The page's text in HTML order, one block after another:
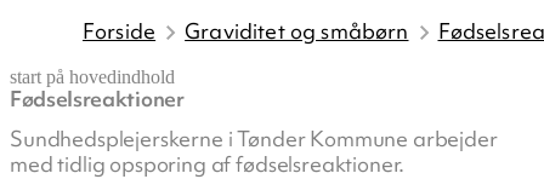
Forside Graviditet og småbørn
start på hovedindhold
Fødselsreaktioner
Sundhedsplejerskerne i Tønder Kommune arbejder
med tidlig opsporing af fødselsreaktioner.
senest opdateret 10. juni 2026